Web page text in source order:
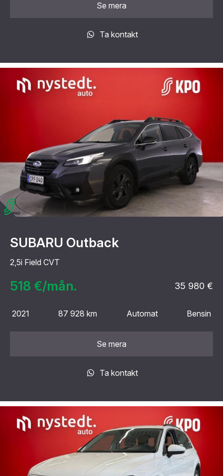
Se mera
Ta kontakt
SUBARU Outback
2,5i Field CVT
518 €/mån. 35 980 €
2021 87 928 km Automat Bensin
Se mera
Ta kontakt